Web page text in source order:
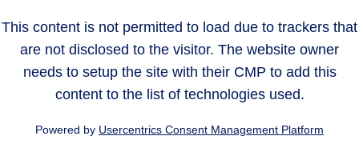
This content is not permitted to load due to trackers that
are not disclosed to the visitor. The website owner
needs to setup the site with their CMP to add this
content to the list of technologies used.
Powered by Usercentrics Consent Management Platform